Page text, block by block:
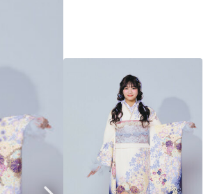
熊本県(67)
佐賀県(25)
大分県(36)
宮崎県(41)
沖縄県(40)